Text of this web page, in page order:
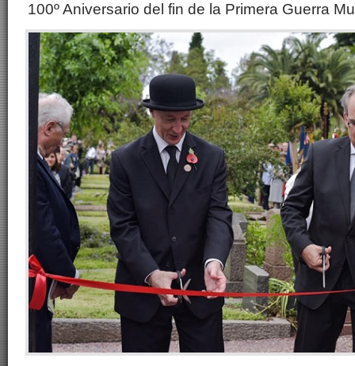
100º Aniversario del fin de la Primera Guerra